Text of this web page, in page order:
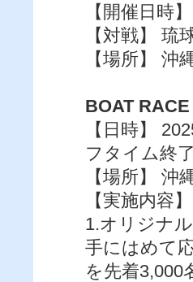
【開催日時
【対戦】
【場所】
BOAT
【日時】
フタイム終
【場所】
【実施内容】
1.オリジナ
手にはめて
を先着